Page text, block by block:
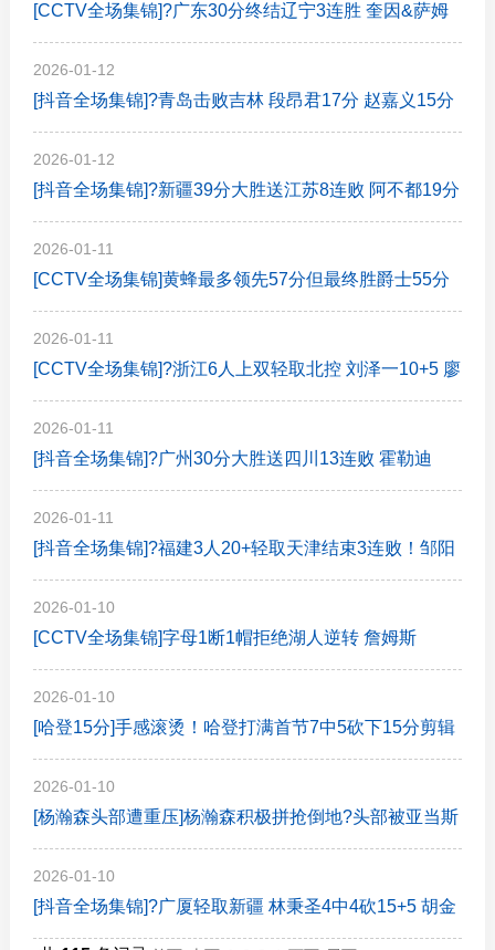
[CCTV全场集锦]?广东30分终结辽宁3连胜 奎因&萨姆
2026-01-12
[抖音全场集锦]?青岛击败吉林 段昂君17分 赵嘉义15分
2026-01-12
[抖音全场集锦]?新疆39分大胜送江苏8连败 阿不都19分
2026-01-11
[CCTV全场集锦]黄蜂最多领先57分但最终胜爵士55分
2026-01-11
[CCTV全场集锦]?浙江6人上双轻取北控 刘泽一10+5 廖
2026-01-11
[抖音全场集锦]?广州30分大胜送四川13连败 霍勒迪
2026-01-11
[抖音全场集锦]?福建3人20+轻取天津结束3连败！邹阳
2026-01-10
[CCTV全场集锦]字母1断1帽拒绝湖人逆转 詹姆斯
2026-01-10
[哈登15分]手感滚烫！哈登打满首节7中5砍下15分剪辑
2026-01-10
[杨瀚森头部遭重压]杨瀚森积极拼抢倒地?头部被亚当斯
2026-01-10
[抖音全场集锦]?广厦轻取新疆 林秉圣4中4砍15+5 胡金